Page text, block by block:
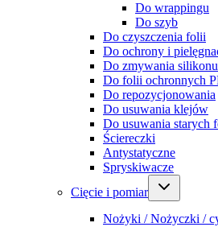
Do wrappingu
Do szyb
Do czyszczenia folii
Do ochrony i
Do zmywania
Do folii ochronnych
Do repozycjonowania
Do usuwania klejów
Do usuwania starych
Ściereczki
Antystatyczne
Spryskiwacze
Cięcie i pomiar
Nożyki / Nożyczki /